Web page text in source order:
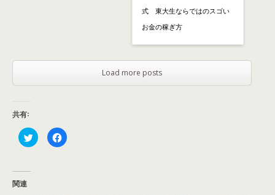
式 東大生ならではのスゴい
お金の稼ぎ方
Load more posts
共有:
ク
リ
F
a
関連